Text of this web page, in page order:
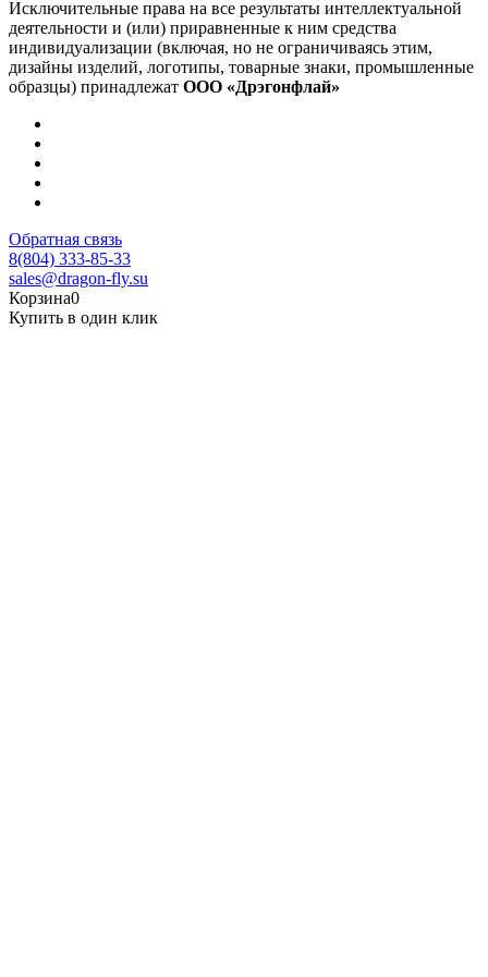
Исключительные права на все результаты интеллектуальной
деятельности и (или) приравненные к ним средства
индивидуализации (включая, но не ограничиваясь этим,
дизайны изделий, логотипы, товарные знаки, промышленные
образцы) принадлежат ООО «Дрэгонфлай»
Обратная связь
8(804) 333-85-33
sales@dragon-fly.su
Корзина0
Купить в один клик